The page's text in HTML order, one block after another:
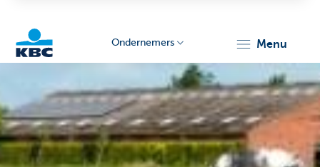
Ondernemers menu